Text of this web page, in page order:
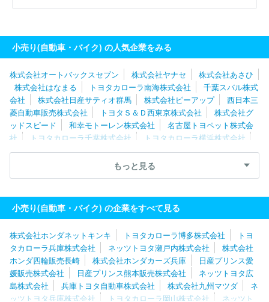
小売り(自動車・バイク) の人気企業をみる
株式会社オートバックスセブン 株式会社ヤナセ
株式会社あさひ
株式会社はなまる
トヨタカローラ南海株式会社
千葉スバル株式
会社
株式会社日産サティオ群馬 株式会社ピーアップ
西日本三
菱自動車販売株式会社
トヨタＳ＆Ｄ西東京株式会社
株式会社グ
ッドスピード
和幸モトーレン株式会社
名古屋トヨペット株式会
社
トヨタカローラ千葉株式会社
トヨタカローラ横浜株式会社
株式会社ジーアフター
株式会社ホワイトハウス
トヨタカローラ
千葉日産自動車株式会社
株式会社川内自動車
式会社レッドバロン
株式会社ホンダネットキンキ
ホンダカーズ
佐賀株式会社
株式会社エー・エル・シー
東京マツダ販売株式会
もっと見る
小売り(自動車・バイク) の企業をすべて見る
株式会社ホンダネットキンキ トヨタカローラ博多株式会社
トヨ
タカローラ兵庫株式会社
ネッツトヨタ瀬戸内株式会社
株式会社
ホンダ四輪販売長崎
株式会社ホンダカーズ兵庫
日産プリンス愛
媛販売株式会社
日産プリンス熊本販売株式会社
ネッツトヨタ広
島株式会社
兵庫トヨタ自動車株式会社 株式会社九州マツダ
ネ
ッツトヨタ兵庫株式会社
トヨタカローラ岡山株式会社 ネッツト